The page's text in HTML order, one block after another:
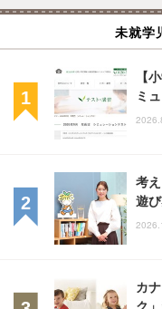
未就学
【
ミ
考
遊
カ
ク